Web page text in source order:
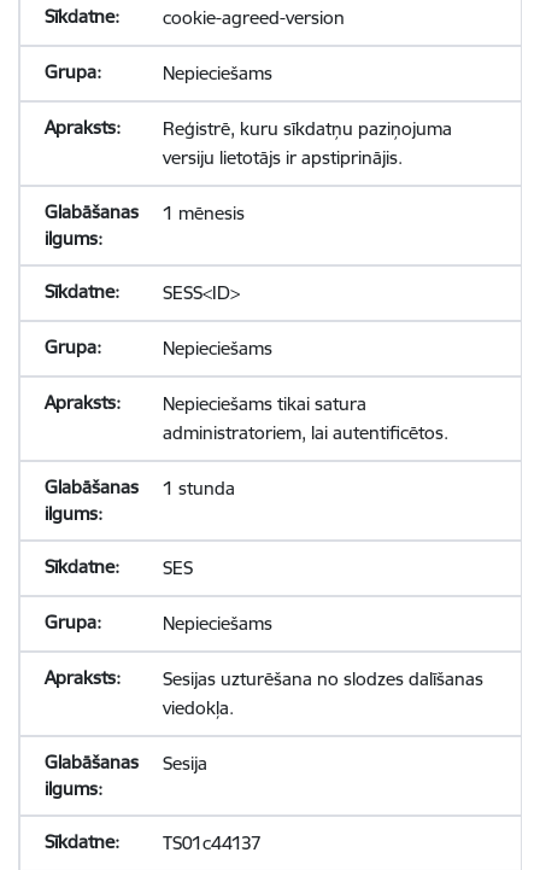
cookie-agreed-version
Nepieciešams
Reģistrē, kuru sīkdatņu paziņojuma
versiju lietotājs ir apstiprinājis.
1 mēnesis
SESS<ID>
Nepieciešams
Nepieciešams tikai satura
administratoriem, lai autentificētos.
1 stunda
SES
Nepieciešams
Sesijas uzturēšana no slodzes dalīšanas
viedokļa.
Sesija
TS01c44137